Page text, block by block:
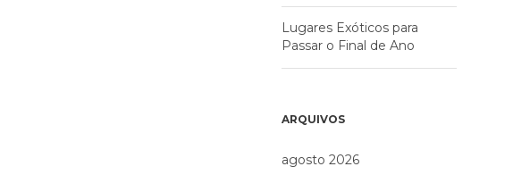
Lugares Exóticos para
Passar o Final de Ano
ARQUIVOS
agosto 2026